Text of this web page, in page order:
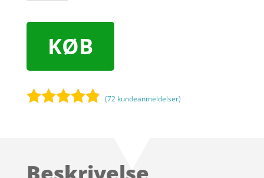
KØB
kundebedø
(72 kundeanmeldelser)